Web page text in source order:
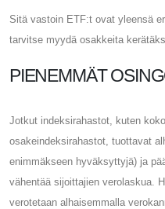
Sitä vastoin ETF:t ovat yleensä
tarvitse myydä osakkeita
PIENEMMÄT
Jotkut indeksirahastot, kuten
osakeindeksirahastot, tuottavat
enimmäkseen hyväksyttyjä) ja
vähentää sijoittajien verolaskua.
verotetaan alhaisemmalla